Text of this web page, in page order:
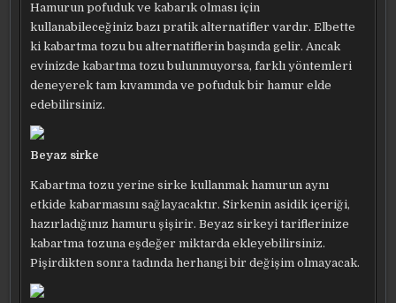
Hamurun pofuduk ve kabarık olması için
kullanabileceğiniz bazı pratik alternatifler vardır. Elbette
ki kabartma tozu bu alternatiflerin başında gelir. Ancak
evinizde kabartma tozu bulunmuyorsa, farklı yöntemleri
deneyerek tam kıvamında ve pofuduk bir hamur elde
edebilirsiniz.
Beyaz sirke
Kabartma tozu yerine sirke kullanmak hamurun aynı
etkide kabarmasını sağlayacaktır. Sirkenin asidik içeriği,
hazırladığınız hamuru şişirir. Beyaz sirkeyi tariflerinize
kabartma tozuna eşdeğer miktarda ekleyebilirsiniz.
Pişirdikten sonra tadında herhangi bir değişim olmayacak.